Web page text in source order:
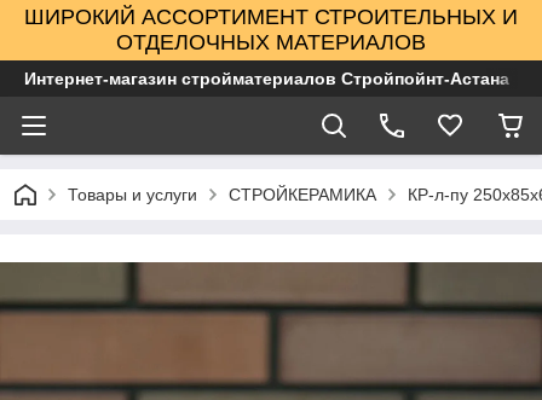
ШИРОКИЙ АССОРТИМЕНТ СТРОИТЕЛЬНЫХ И
ОТДЕЛОЧНЫХ МАТЕРИАЛОВ
Интернет-магазин стройматериалов Стройпойнт-Астана
Товары и услуги СТРОЙКЕРАМИКА КР-л-пу